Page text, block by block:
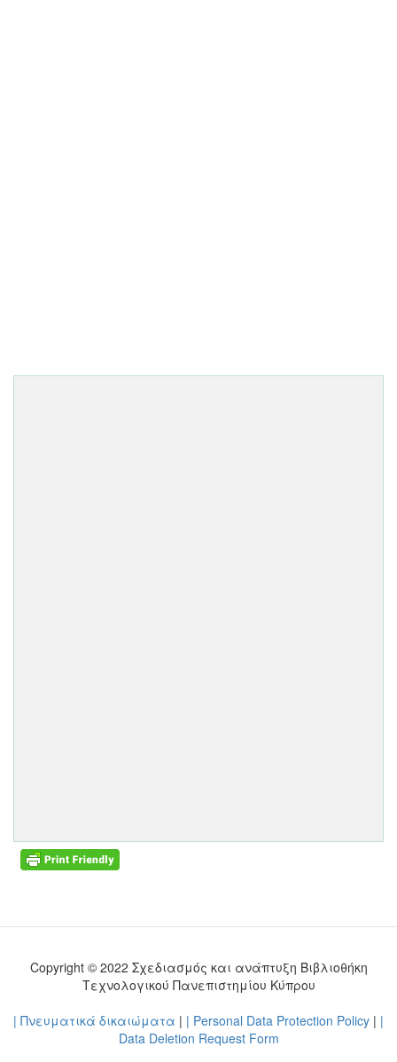
Copyright © 2022 Σχεδιασμός και ανάπτυξη Βιβλιοθήκη
Τεχνολογικού Πανεπιστημίου Κύπρου
| Πνευματικά δικαιώματα | | Personal Data Protection Policy | |
Data Deletion Request Form